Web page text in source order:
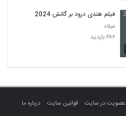
فیلم هندی درود بر گانش 2024
میلاد
۶۸۲ بازدید
عضویت در سایت قوانین سایت
درباره ما